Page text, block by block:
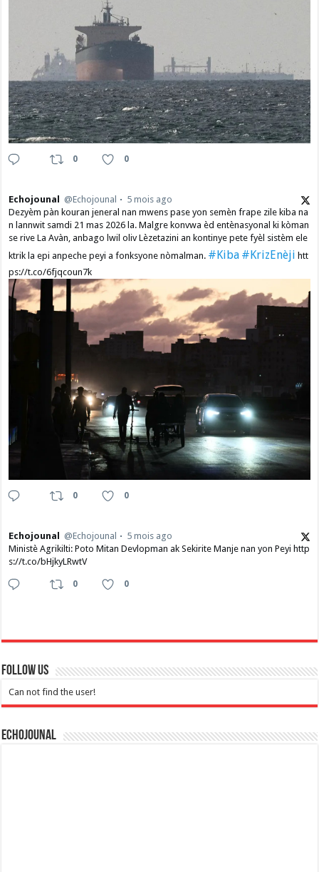
0 0
Echojounal @Echojounal
5 mois ago
Dezyèm pàn kouran jeneral nan mwens pase yon semèn frape zile kiba na
n lannwit samdi 21 mas 2026 la. Malgre konvwa èd entènasyonal ki kòman
se rive La Avàn, anbago lwil oliv Lèzetazini an kontinye pete fyèl sistèm ele
ktrik la epi anpeche peyi a fonksyone nòmalman. #Kiba #KrizEnèji htt
ps://t.co/6fjqcoun7k
0 0
Echojounal @Echojounal
5 mois ago
Ministè Agrikilti: Poto Mitan Devlopman ak Sekirite Manje nan yon Peyi http
s://t.co/bHjkyLRwtV
0 0
Follow Us
Can not find the user!
Echojounal